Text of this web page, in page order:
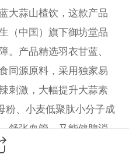
大蒜山楂饮，这款产品
（中国）旗下御坊堂品
。产品精选羽衣甘蓝、
同源原料，采用独家易
刺激，大幅提升大蒜素
粉、小麦低聚肽小分子成
舒张血管，又能健脾消
期饮用改善头晕疲惫、